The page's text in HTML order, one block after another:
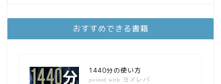
おすすめできる書籍
1440分の使い方
posted with ヨメレバ